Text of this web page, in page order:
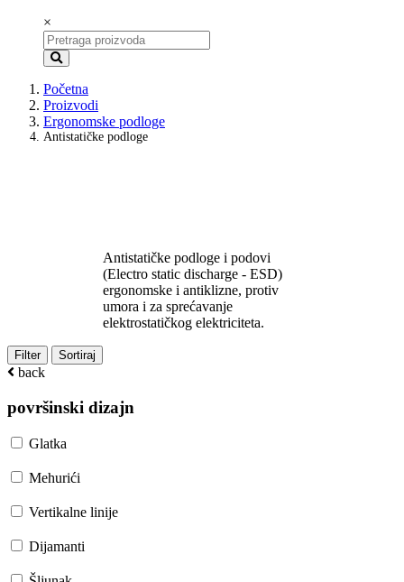
×
Početna
Proizvodi
Ergonomske podloge
Antistatičke podloge
Antistatičke podloge i podovi
(Electro static discharge - ESD)
ergonomske i antiklizne, protiv
umora i za sprećavanje
elektrostatičkog elektriciteta.
Filter Sortiraj
back
površinski dizajn
Glatka
Mehurići
Vertikalne linije
Dijamanti